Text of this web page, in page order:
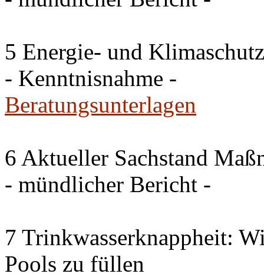
5 Energie- und
- Kenntnisnahme -
Beratungsunterlagen
6 Aktueller Sachstand
- mündlicher Bericht -
7 Trinkwasserknappheit:
Pools zu füllen